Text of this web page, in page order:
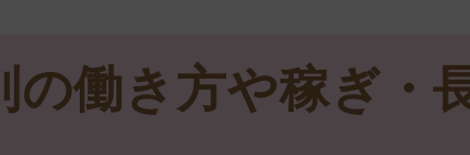
働き方や稼ぎ・